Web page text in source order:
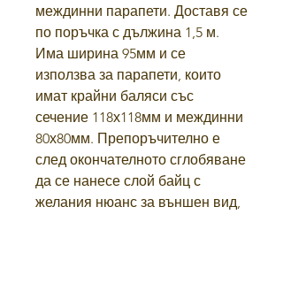
междинни парапети. Доставя се
по поръчка с дължина 1,5 м.
Има ширина 95мм и се
използва за парапети, които
имат крайни баляси със
сечение 118х118мм и междинни
80х80мм. Препоръчително е
след окончателното сглобяване
да се нанесе слой байц с
желания нюанс за външен вид,